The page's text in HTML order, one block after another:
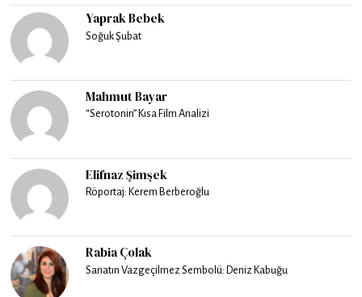
Yaprak Bebek
Soğuk Şubat
Mahmut Bayar
“Serotonin” Kısa Film Analizi
Elifnaz Şimşek
Röportaj: Kerem Berberoğlu
Rabia Çolak
Sanatın Vazgeçilmez Sembolü: Deniz Kabuğu